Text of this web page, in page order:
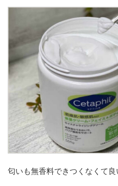
匂いも無香料できつくなくて良